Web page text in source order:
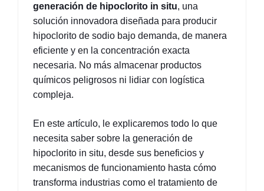
generación de hipoclorito in situ, una
solución innovadora diseñada para producir
hipoclorito de sodio bajo demanda, de manera
eficiente y en la concentración exacta
necesaria. No más almacenar productos
químicos peligrosos ni lidiar con logística
compleja.
En este artículo, le explicaremos todo lo que
necesita saber sobre la generación de
hipoclorito in situ, desde sus beneficios y
mecanismos de funcionamiento hasta cómo
transforma industrias como el tratamiento de